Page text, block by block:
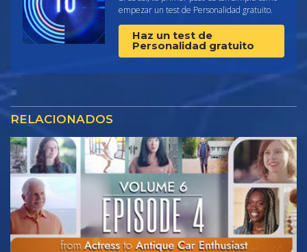
empezar un test de Personalidad gratuito.
Haz un test de
Personalidad gratuito
RELACIONADOS